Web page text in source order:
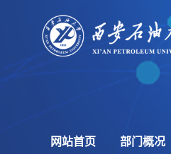
网站首页 部门概况